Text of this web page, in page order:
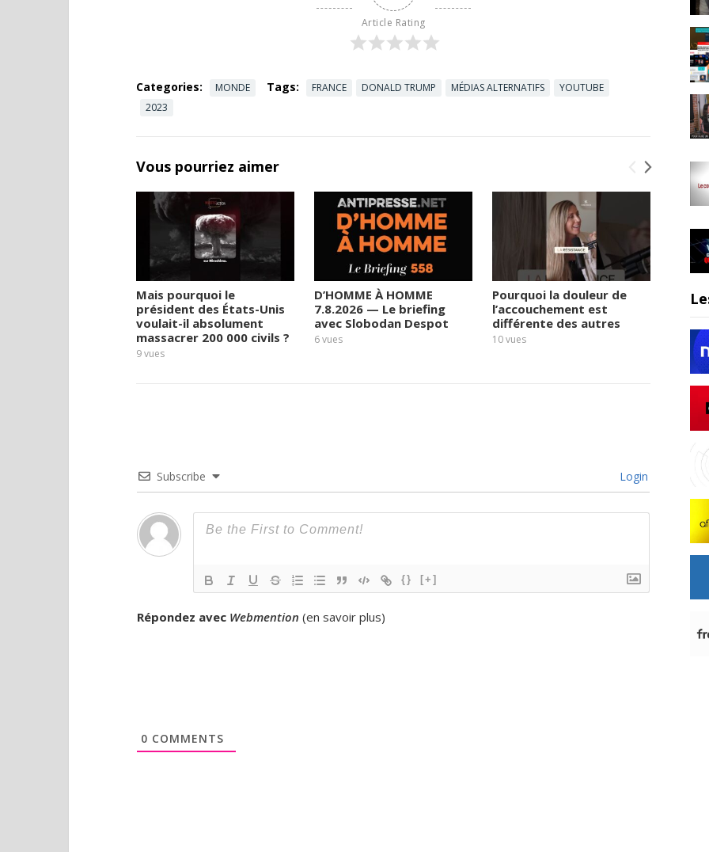
Article Rating
Categories: MONDE Tags: FRANCE DONALD TRUMP MÉDIAS ALTERNATIFS
YOUTUBE
2023
Vous pourriez aimer
Mais pourquoi le
président des États-Unis
voulait-il absolument
massacrer 200 000 civils ?
9vues
D’HOMME À HOMME
7.8.2026 — Le briefing
avec Slobodan Despot
6vues
Pourquoi la douleur de
l’accouchement est
différente des autres
10vues
Le
vues
Subscribe Login
{} [+]
Répondez avec Webmention (en savoir plus)
0 COMMENTS